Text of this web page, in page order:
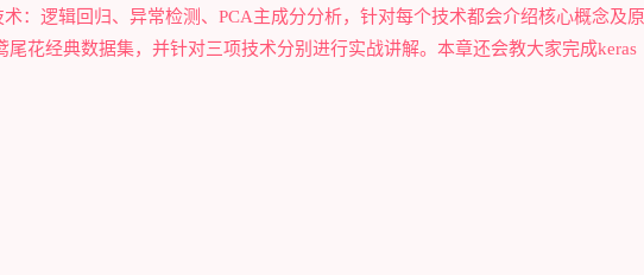
：逻辑回归、异常检测、PCA主成分分析，针对每个技术都会介绍核心概念及原
尾花经典数据集，并针对三项技术分别进行实战讲解。本章还会教大家完成keras